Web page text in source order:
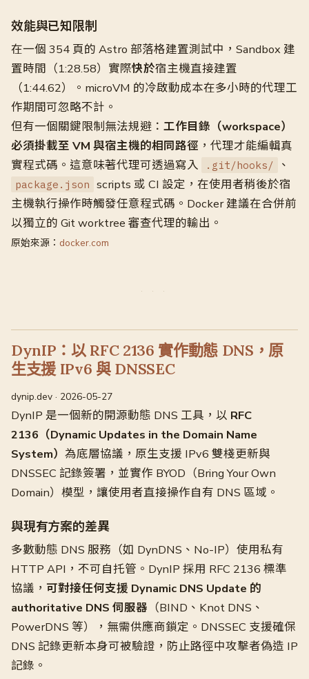
效能與已知限制
在一個 354 頁的 Astro 部落格建置測試中，Sandbox 建
置時間（1:28.58）實際快於宿主機直接建置
（1:44.62）。microVM 的冷啟動成本在多小時的代理工
作期間可忽略不計。
但有一個關鍵限制無法規避： 工作目錄（workspace）
必須掛載至 VM 與宿主機的相同路徑 ，代理才能編輯真
實程式碼。這意味著代理可透過寫入
.git/hooks/ 、
package.json scripts 或 CI 設定，在使用者稍後於宿
主機執行操作時觸發任意程式碼。Docker 建議在合併前
以獨立的 Git worktree 審查代理的輸出。
原始來源： docker.com
DynIP：以 RFC 2136 實作動態 DNS，原
生支援 IPv6 與 DNSSEC
dynip.dev · 2026-05-27
DynIP 是一個新的開源動態 DNS 工具，以 RFC
2136（Dynamic Updates in the Domain Name
System） 為底層協議，原生支援 IPv6 雙棧更新與
DNSSEC 記錄簽署，並實作 BYOD（Bring Your Own
Domain）模型，讓使用者直接操作自有 DNS 區域。
與現有方案的差異
多數動態 DNS 服務（如 DynDNS、No-IP）使用私有
HTTP API，不可自托管。DynIP 採用 RFC 2136 標準
協議， 可對接任何支援 Dynamic DNS Update 的
authoritative DNS 伺服器 （BIND、Knot DNS、
PowerDNS 等），無需供應商鎖定。DNSSEC 支援確保
DNS 記錄更新本身可被驗證，防止路徑中攻擊者偽造 IP
記錄。